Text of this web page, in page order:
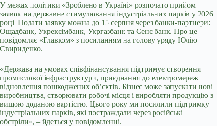
У межах політики «Зроблено в Україні» розпочато прийом
заявок на державне стимулювання індустріальних парків у 2026
році. Подати заявку можна до 15 серпня через банки-партнери:
Ощадбанк, Укрексімбанк, Укргазбанк та Сенс банк. Про це
повідомляє «Главком» з посиланням на голову уряду Юлію
Свириденко.
«Держава на умовах співфінансування підтримує створення
промислової інфраструктури, приєднання до електромереж і
відновлення пошкоджених об’єктів. Бізнес може запускати нові
виробництва, створювати робочі місця і виробляти продукцію з
вищою доданою вартістю. Цього року ми посилили підтримку
індустріальних парків, які постраждали через російські
обстріли», – йдеться у повідомленні.